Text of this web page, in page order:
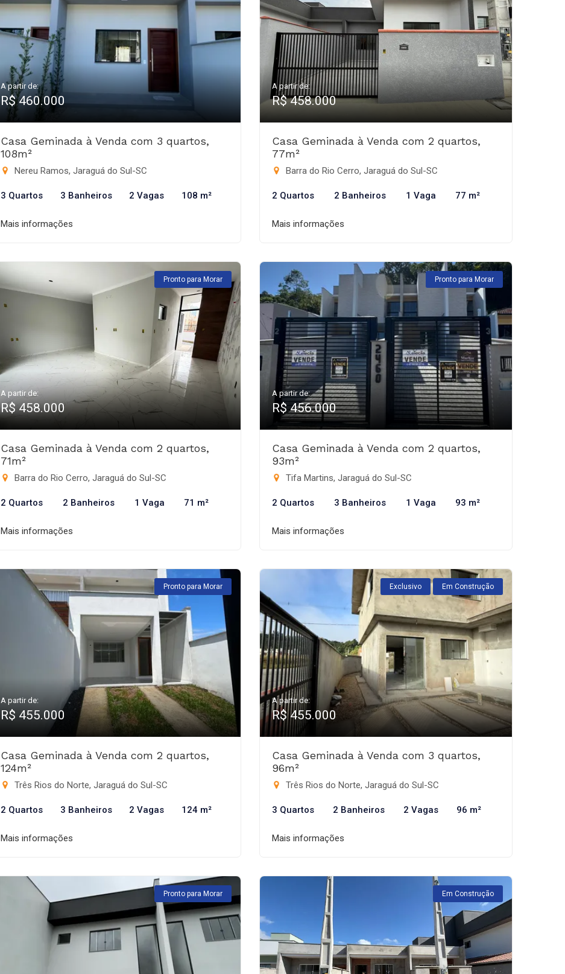
A partir de:
R$ 460.000
Casa Geminada à Venda com 3 quartos,
108m²
Nereu Ramos, Jaraguá do Sul-SC
3 Quartos 3 Banheiros 2 Vagas 108 m²
Mais informações
A partir de:
R$ 458.000
Casa Geminada à Venda com 2 quartos,
77m²
Barra do Rio Cerro, Jaraguá do Sul-SC
2 Quartos 2 Banheiros 1 Vaga 77 m²
Mais informações
Pronto para Morar
A partir de:
R$ 458.000
Casa Geminada à Venda com 2 quartos,
71m²
Barra do Rio Cerro, Jaraguá do Sul-SC
2 Quartos 2 Banheiros 1 Vaga 71 m²
Mais informações
Pronto para Morar
A partir de:
R$ 456.000
Casa Geminada à Venda com 2 quartos,
93m²
Tifa Martins, Jaraguá do Sul-SC
2 Quartos 3 Banheiros 1 Vaga 93 m²
Mais informações
Pronto para Morar
A partir de:
R$ 455.000
Casa Geminada à Venda com 2 quartos,
124m²
Três Rios do Norte, Jaraguá do Sul-SC
2 Quartos 3 Banheiros 2 Vagas 124 m²
Mais informações
Exclusivo Em Construção
A partir de:
R$ 455.000
Casa Geminada à Venda com 3 quartos,
96m²
Três Rios do Norte, Jaraguá do Sul-SC
3 Quartos 2 Banheiros 2 Vagas 96 m²
Mais informações
Pronto para Morar Em Construção